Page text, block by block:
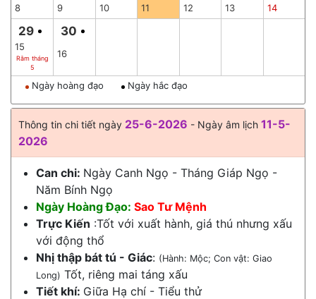
8 9 10 11 12 13 14
29
15
Rằm tháng
5
30
16
Ngày hoàng đạo Ngày hắc đạo
Thông tin chi tiết ngày 25-6-2026 - Ngày âm lịch 11-5-
2026
Can chi: Ngày Canh Ngọ - Tháng Giáp Ngọ -
Năm Bính Ngọ
Ngày Hoàng Đạo: Sao Tư Mệnh
Trực Kiến :Tốt với xuất hành, giá thú nhưng xấu
với động thổ
Nhị thập bát tú - Giác: (Hành: Mộc; Con vật: Giao
Long) Tốt, riêng mai táng xấu
Tiết khí: Giữa Hạ chí - Tiểu thử